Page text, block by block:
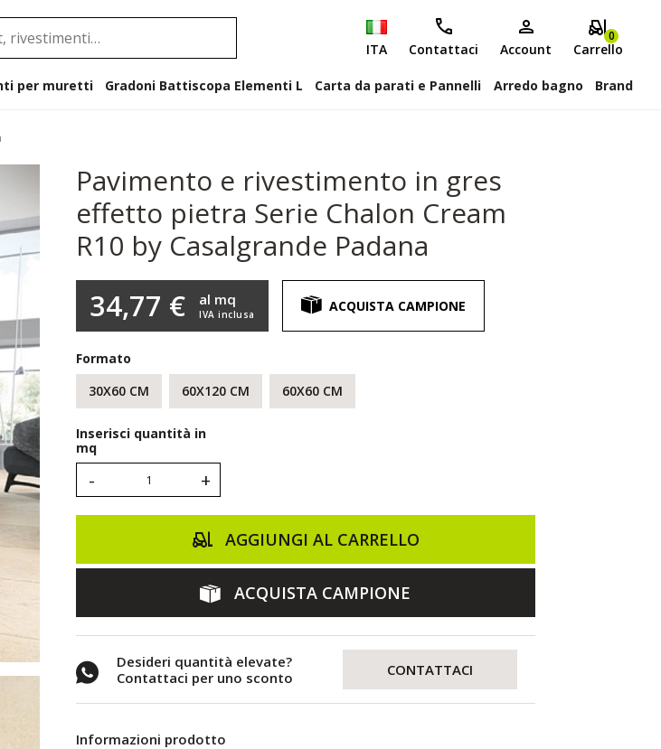
ITA Contattaci Account
0
Carrello
per muretti Gradoni Battiscopa Elementi L Carta da parati e Pannelli Arredo bagno Brand
Pavimento e rivestimento in gres
effetto pietra Serie Chalon Cream
R10 by Casalgrande Padana
34,77 € IVA inclusa
al mq ACQUISTA CAMPIONE
Formato
30X60 CM
60X120 CM 60X60 CM
Inserisci quantità in
mq
- +
AGGIUNGI AL CARRELLO
ACQUISTA CAMPIONE
Desideri quantità elevate?
Contattaci per uno sconto
CONTATTACI
Informazioni prodotto